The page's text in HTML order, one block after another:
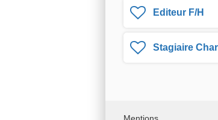
Editeur F/H
Stagiaire